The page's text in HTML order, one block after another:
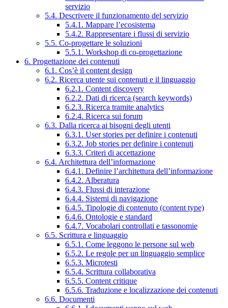
servizio
5.4. Descrivere il funzionamento del servizio
5.4.1. Mappare l’ecosistema
5.4.2. Rappresentare i flussi di servizio
5.5. Co-progettare le soluzioni
5.5.1. Workshop di co-progettazione
6. Progettazione dei contenuti
6.1. Cos’è il content design
6.2. Ricerca utente sui contenuti e il linguaggio
6.2.1. Content discovery
6.2.2. Dati di ricerca (search keywords)
6.2.3. Ricerca tramite analytics
6.2.4. Ricerca sui forum
6.3. Dalla ricerca ai bisogni degli utenti
6.3.1. User stories per definire i contenuti
6.3.2. Job stories per definire i contenuti
6.3.3. Criteri di accettazione
6.4. Architettura dell’informazione
6.4.1. Definire l’architettura dell’informazione
6.4.2. Alberatura
6.4.3. Flussi di interazione
6.4.4. Sistemi di navigazione
6.4.5. Tipologie di contenuto (content type)
6.4.6. Ontologie e standard
6.4.7. Vocabolari controllati e tassonomie
6.5. Scrittura e linguaggio
6.5.1. Come leggono le persone sul web
6.5.2. Le regole per un linguaggio semplice
6.5.3. Microtesti
6.5.4. Scrittura collaborativa
6.5.5. Content critique
6.5.6. Traduzione e localizzazione dei contenuti
6.6. Documenti